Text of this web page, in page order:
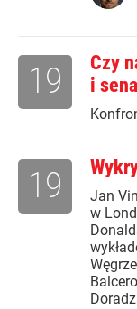
Czy
i
19
Jan
w
19